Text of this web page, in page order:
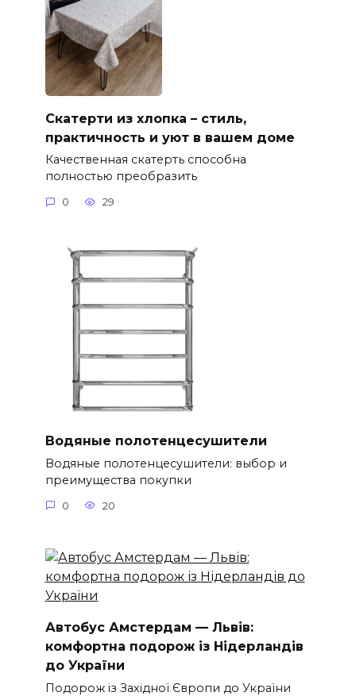
Скатерти из хлопка – стиль,
практичность и уют в вашем доме
Качественная скатерть способна
полностью преобразить
0 29
Водяные полотенцесушители
Водяные полотенцесушители: выбор и
преимущества покупки
0 20
Автобус Амстердам — Львів:
комфортна подорож із Нідерландів
до України
Подорож із Західної Європи до України